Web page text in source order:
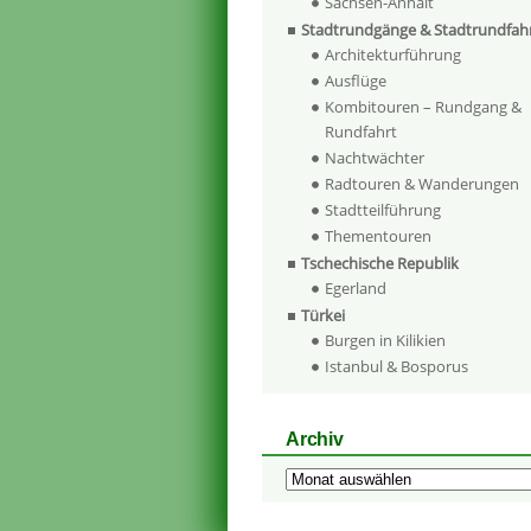
Stadtrundgänge &
Architekturführung
Ausflüge
Kombitouren – Rundgang &
Rundfahrt
Nachtwächter
Radtouren & Wanderungen
Stadtteilführung
Thementouren
Tschechische Republik
Egerland
Türkei
Burgen in Kilikien
Istanbul & Bosporus
Archiv
Archiv